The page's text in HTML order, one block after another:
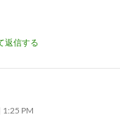
返信する
PM